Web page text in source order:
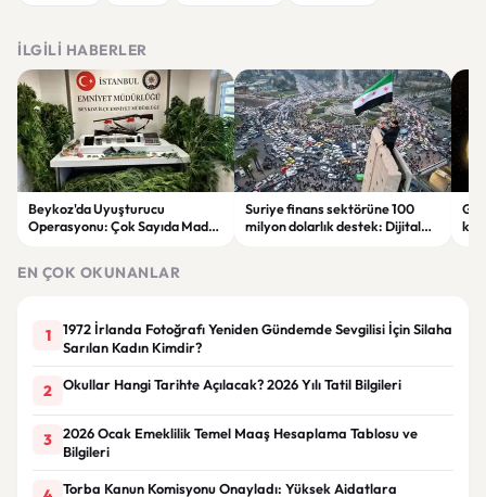
İLGILI HABERLER
Beykoz'da Uyuşturucu
Operasyonu: Çok Sayıda Madde
Suriye finans sektörüne 100
milyon dolarlık destek: Dijital
EN ÇOK OKUNANLAR
1
1972 İrlanda Fotoğrafı Yeniden Gündemde Sevgilisi İçin Silaha
Sarılan Kadın Kimdir?
2 Okullar Hangi Tarihte Açılacak? 2026 Yılı Tatil Bilgileri
3
2026 Ocak Emeklilik Temel Maaş Hesaplama Tablosu ve
Bilgileri
Torba Kanun Komisyonu Onayladı: Yüksek Aidatlara